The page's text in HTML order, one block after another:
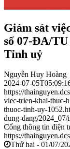
Giám sát
số 07-ĐA/
Tỉnh uỷ
Nguyễn Huy Hoàng
2024-07-
https://
viec-trien-khai-thuc-
thuoc-tinh-uy-
dung-dang/
Cổng thông tin điện
https://
Thứ hai - 01/07/